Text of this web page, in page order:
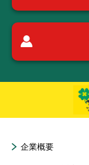
企業概要